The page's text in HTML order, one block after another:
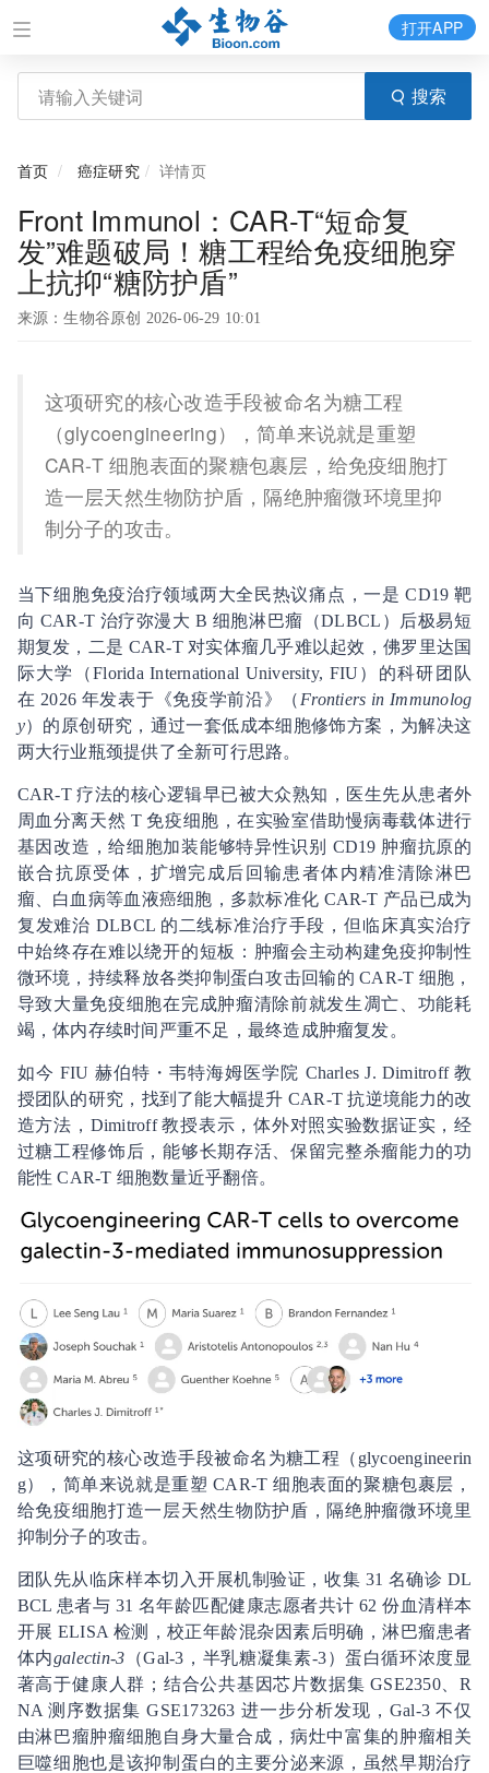
搜索
打开APP
首页 癌症研究 详情页
Front Immunol：CAR-T“短命复
发”难题破局！糖工程给免疫细胞穿
上抗抑“糖防护盾”
来源：生物谷原创 2026-06-29 10:01
这项研究的核心改造手段被命名为糖工程
（glycoengineering），简单来说就是重塑
CAR-T 细胞表面的聚糖包裹层，给免疫细胞打
造一层天然生物防护盾，隔绝肿瘤微环境里抑
制分子的攻击。
当下细胞免疫治疗领域两大全民热议痛点，一是 CD19 靶
向 CAR-T 治疗弥漫大 B 细胞淋巴瘤（DLBCL）后极易短
期复发，二是 CAR-T 对实体瘤几乎难以起效，佛罗里达国
际大学（Florida International University, FIU）的科研团队
在 2026 年发表于《免疫学前沿》（ Frontiers in Immunolog
y）的原创研究，通过一套低成本细胞修饰方案，为解决这
两大行业瓶颈提供了全新可行思路。
CAR-T 疗法的核心逻辑早已被大众熟知，医生先从患者外
周血分离天然 T 免疫细胞，在实验室借助慢病毒载体进行
基因改造，给细胞加装能够特异性识别 CD19 肿瘤抗原的
嵌合抗原受体，扩增完成后回输患者体内精准清除淋巴
瘤、白血病等血液癌细胞，多款标准化 CAR-T 产品已成为
复发难治 DLBCL 的二线标准治疗手段，但临床真实治疗
中始终存在难以绕开的短板：肿瘤会主动构建免疫抑制性
微环境，持续释放各类抑制蛋白攻击回输的 CAR-T 细胞，
导致大量免疫细胞在完成肿瘤清除前就发生凋亡、功能耗
竭，体内存续时间严重不足，最终造成肿瘤复发。
如今 FIU 赫伯特・韦特海姆医学院 Charles J. Dimitroff 教
授团队的研究，找到了能大幅提升 CAR-T 抗逆境能力的改
造方法，Dimitroff 教授表示，体外对照实验数据证实，经
过糖工程修饰后，能够长期存活、保留完整杀瘤能力的功
能性 CAR-T 细胞数量近乎翻倍。
这项研究的核心改造手段被命名为糖工程（glycoengineerin
g），简单来说就是重塑 CAR-T 细胞表面的聚糖包裹层，
给免疫细胞打造一层天然生物防护盾，隔绝肿瘤微环境里
抑制分子的攻击。
团队先从临床样本切入开展机制验证，收集 31 名确诊 DL
BCL 患者与 31 名年龄匹配健康志愿者共计 62 份血清样本
开展 ELISA 检测，校正年龄混杂因素后明确，淋巴瘤患者
体内galectin-3 （Gal-3，半乳糖凝集素-3）蛋白循环浓度显
著高于健康人群；结合公共基因芯片数据集 GSE2350、R
NA 测序数据集 GSE173263 进一步分析发现，Gal-3 不仅
由淋巴瘤肿瘤细胞自身大量合成，病灶中富集的肿瘤相关
巨噬细胞也是该抑制蛋白的主要分泌来源，虽然早期治疗